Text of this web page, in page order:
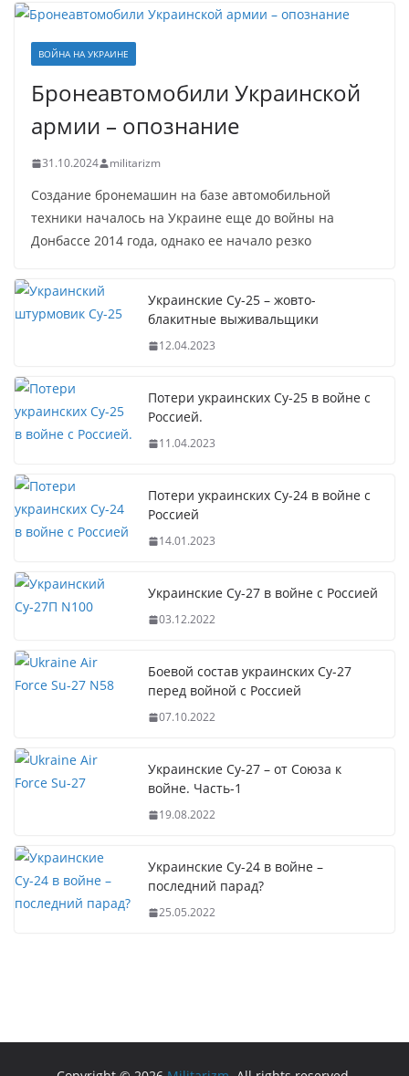
ВОЙНА НА УКРАИНЕ
Бронеавтомобили Украинской
армии – опознание
31.10.2024 militarizm
Создание бронемашин на базе автомобильной
техники началось на Украине еще до войны на
Донбассе 2014 года, однако ее начало резко
Украинские Су-25 – жовто-
блакитные выживальщики
12.04.2023
Потери украинских Су-25 в войне с
Россией.
11.04.2023
Потери украинских Су-24 в войне с
Россией
14.01.2023
Украинские Су-27 в войне с Россией
03.12.2022
Боевой состав украинских Су-27
перед войной с Россией
07.10.2022
Украинские Су-27 – от Союза к
войне. Часть-1
19.08.2022
Украинские Су-24 в войне –
последний парад?
25.05.2022